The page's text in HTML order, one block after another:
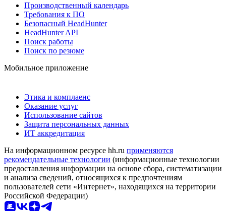
Производственный календарь
Требования к ПО
Безопасный HeadHunter
HeadHunter API
Поиск работы
Поиск по резюме
Мобильное приложение
Этика и комплаенс
Оказание услуг
Использование сайтов
Защита персональных данных
ИТ аккредитация
На информационном ресурсе hh.ru применяются
рекомендательные технологии (информационные технологии
предоставления информации на основе сбора, систематизации
и анализа сведений, относящихся к предпочтениям
пользователей сети «Интернет», находящихся на территории
Российской Федерации)